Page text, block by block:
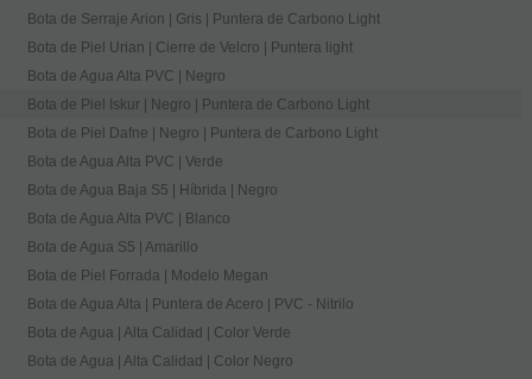
Bota de Serraje Arion | Gris | Puntera de Carbono Light
Bota de Piel Urian | Cierre de Velcro | Puntera light
Bota de Agua Alta PVC | Negro
Bota de Piel Iskur | Negro | Puntera de Carbono Light
Bota de Piel Dafne | Negro | Puntera de Carbono Light
Bota de Agua Alta PVC | Verde
Bota de Agua Baja S5 | Híbrida | Negro
Bota de Agua Alta PVC | Blanco
Bota de Agua S5 | Amarillo
Bota de Piel Forrada | Modelo Megan
Bota de Agua Alta | Puntera de Acero | PVC - Nitrilo
Bota de Agua | Alta Calidad | Color Verde
Bota de Agua | Alta Calidad | Color Negro